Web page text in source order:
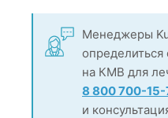
Менеджеры
на КМВ для
8 800 700-15-
и